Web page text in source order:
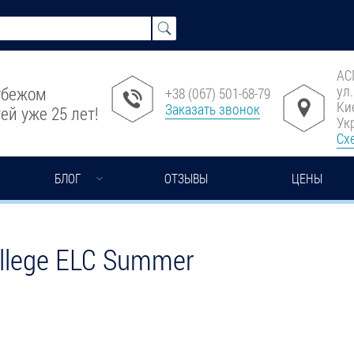
уже 25 лет!
+38 (067) 501-68-79
Заказать звонок
БЛОГ ОТЗЫВЫ ЦЕНЫ
ELC Summer